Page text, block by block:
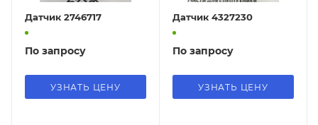
Датчик 2746717
По запросу
УЗНАТЬ ЦЕНУ
Датчик 4327230
По запросу
УЗНАТЬ ЦЕНУ